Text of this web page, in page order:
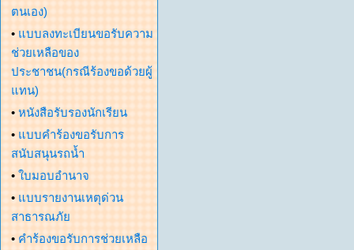
ตนเอง)
• แบบลงทะเบียนขอรับความ
ช่วยเหลือของ
ประชาชน(กรณีร้องขอด้วยผู้
แทน)
• หนังสือรับรองนักเรียน
• แบบคำร้องขอรับการ
สนับสนุนรถน้ำ
• ใบมอบอำนาจ
• แบบรายงานเหตุด่วน
สาธารณภัย
• คำร้องขอรับการช่วยเหลือ